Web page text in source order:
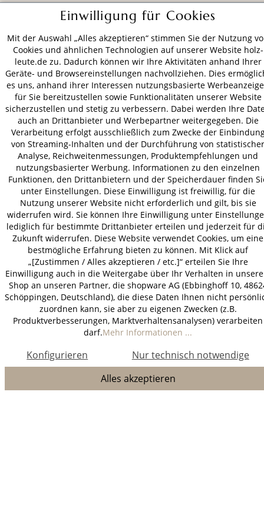
VERSAND
AGB Datenschutz
Impressum
© 2026 HOLZ-LEUTE
* Alle Preise inkl. gesetzl. Mehrwertsteuer zzgl.Versandkosten.
Einwilligung für Cookies
Mit der Auswahl „Alles akzeptieren“ stimmen Sie der Nutzung
Cookies und ähnlichen Technologien auf unserer Website holz-
leute.de zu. Dadurch können wir Ihre Aktivitäten anhand Ihrer
Geräte- und Browsereinstellungen nachvollziehen. Dies
es uns, anhand ihrer Interessen nutzungsbasierte
für Sie bereitzustellen sowie Funktionalitäten unserer Website
sicherzustellen und stetig zu verbessern. Dabei werden Ihre
auch an Drittanbieter und Werbepartner weitergegeben. Die
Verarbeitung erfolgt ausschließlich zum Zwecke der
von Streaming-Inhalten und der Durchführung von statistischer
Analyse, Reichweitenmessungen, Produktempfehlungen und
nutzungsbasierter Werbung. Informationen zu den einzelnen
Funktionen, den Drittanbietern und der Speicherdauer finden
unter Einstellungen. Diese Einwilligung ist freiwillig, für die
Nutzung unserer Website nicht erforderlich und gilt, bis sie
widerrufen wird. Sie können Ihre Einwilligung unter
lediglich für bestimmte Drittanbieter erteilen und jederzeit für
Zukunft widerrufen. Diese Website verwendet Cookies, um eine
bestmögliche Erfahrung bieten zu können. Mit Klick auf
„[Zustimmen / Alles akzeptieren / etc.]“ erteilen Sie Ihre
Einwilligung auch in die Weitergabe über Ihr Verhalten in
Shop an unseren Partner, die shopware AG (Ebbinghoff 10,
Schöppingen, Deutschland), die diese Daten Ihnen nicht
zuordnen kann, sie aber zu eigenen Zwecken (z.B.
Produktverbesserungen, Marktverhaltensanalysen) verarbeiten
darf.Mehr Informationen ...
Nur technisch notwendige
Konfigurieren
Alles akzeptieren